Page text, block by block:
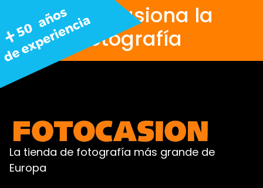
Nos apasiona la
fotografía
La tienda de fotografía más grande de
Europa